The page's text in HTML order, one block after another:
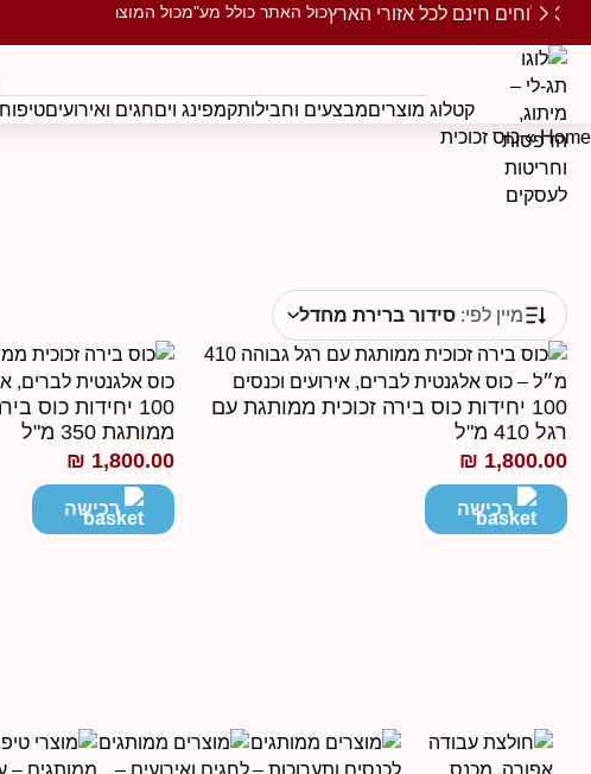
משלוחים חינם לכל אזורי הארץכול האתר כולל מע"מכול המוצרים ממותגים
קטלוג מוצריםמבצעים וחבילותקמפינג ויםחגים ואירועיםטיפוח
Home
»כוס זכוכית
מיין לפי: סידור ברירת מחדל
100 יחידות כוס בירה זכוכית ממותגת עם
רגל 410 מ"ל
₪ 1,800.00
רכישה
100 יחידות כוס
ממותגת 350 מ"ל
₪ 1,800.00
רכישה